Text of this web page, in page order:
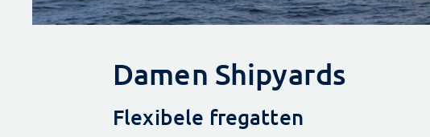
Damen Shipyards
Flexibele fregatten